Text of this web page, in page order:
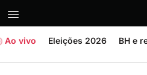
Ao vivo Eleições 2026 BH e